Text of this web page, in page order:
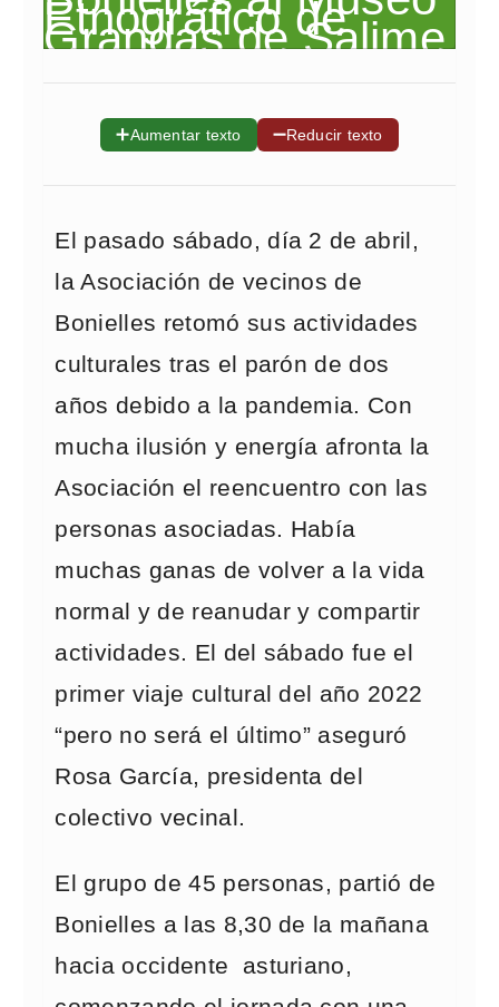
➕Aumentar texto ➖Reducir texto
El pasado sábado, día 2 de abril,
la Asociación de vecinos de
Bonielles retomó sus actividades
culturales tras el parón de dos
años debido a la pandemia. Con
mucha ilusión y energía afronta la
Asociación el reencuentro con las
personas asociadas. Había
muchas ganas de volver a la vida
normal y de reanudar y compartir
actividades. El del sábado fue el
primer viaje cultural del año 2022
“pero no será el último” aseguró
Rosa García, presidenta del
colectivo vecinal.
El grupo de 45 personas, partió de
Bonielles a las 8,30 de la mañana
hacia occidente asturiano,